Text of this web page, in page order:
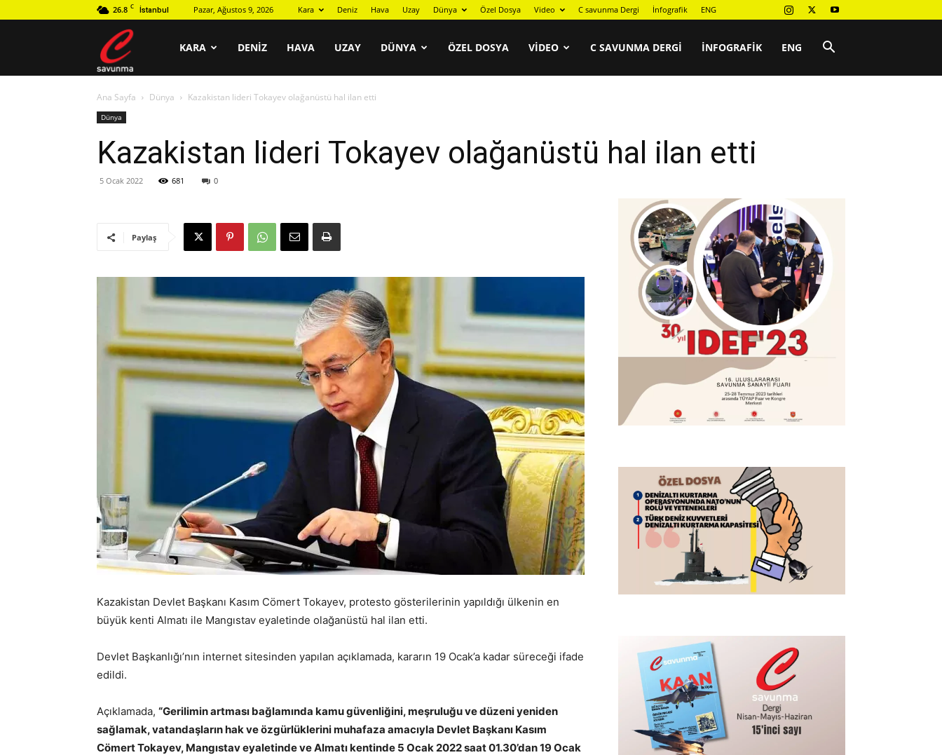
26.8 C İstanbul Pazar, Ağustos 9, 2026 Kara Deniz Hava Uzay Dünya Özel Dosya Video C savunma Dergi İnfografik ENG
savunma
KARA DENIZ HAVA UZAY DÜNYA ÖZEL DOSYA VIDEO C SAVUNMA DERGI İNFOGRAFIK ENG
Ana Sayfa Dünya Kazakistan lideri Tokayev olağanüstü hal ilan etti
Dünya
Kazakistan lideri Tokayev olağanüstü hal ilan etti
5 Ocak 2022 681 0
Paylaş
Kazakistan Devlet Başkanı Kasım Cömert Tokayev, protesto gösterilerinin yapıldığı ülkenin en
büyük kenti Almatı ile Mangıstav eyaletinde olağanüstü hal ilan etti.
Devlet Başkanlığı’nın internet sitesinden yapılan açıklamada, kararın 19 Ocak’a kadar süreceği ifade
edildi.
Açıklamada, “Gerilimin artması bağlamında kamu güvenliğini, meşruluğu ve düzeni yeniden
sağlamak, vatandaşların hak ve özgürlüklerini muhafaza amacıyla Devlet Başkanı Kasım
Cömert Tokayev, Mangıstav eyaletinde ve Almatı kentinde 5 Ocak 2022 saat 01.30’dan 19 Ocak